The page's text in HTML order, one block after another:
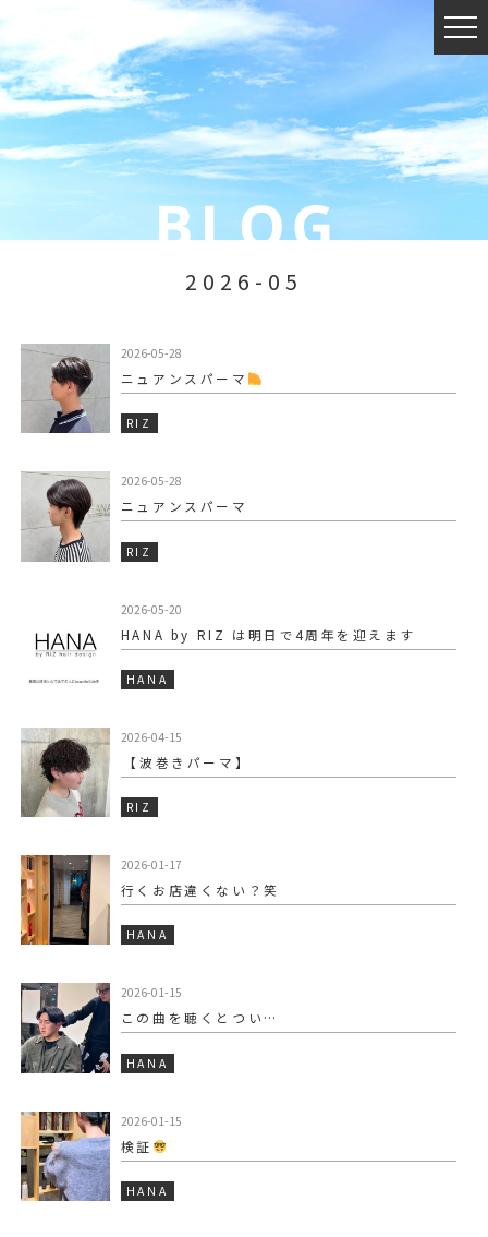
2026-05
2026-05-28
ニュアンスパーマ‍
RIZ
2026-05-28
ニュアンスパーマ
RIZ
2026-05-20
HANA by RIZ は明日で4周年を迎えます
HANA
2026-04-15
⁡【波巻きパーマ】
RIZ
2026-01-17
行くお店違くない？笑
HANA
2026-01-15
この曲を聴くとつい…
HANA
2026-01-15
検証
HANA